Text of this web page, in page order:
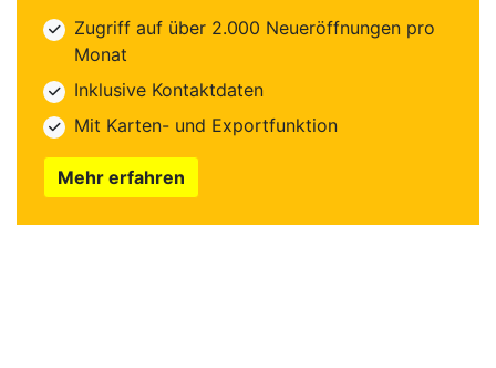
Zugriff auf über 2.000 Neueröffnungen pro
Monat
Inklusive Kontaktdaten
Mit Karten- und Exportfunktion
Mehr erfahren